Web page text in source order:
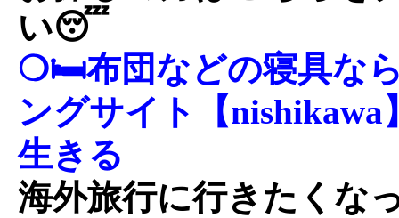
い😴
❍🛏布団などの寝具な
ングサイト【nishikawa
生きる
海外旅行に行きたくな